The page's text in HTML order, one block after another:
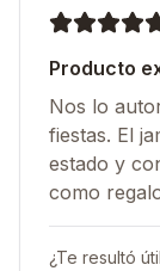
Producto
Nos lo
fiestas. El
estado y
como
¿Te resultó